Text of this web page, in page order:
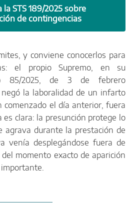
la STS 189/2025 sobre
de contingencias
y conviene conocerlos para
el propio Supremo, en su
85/2025, de 3 de febrero
negó la laboralidad de un infarto
comenzado el día anterior, fuera
clara: la presunción protege lo
agrava durante la prestación de
venía desplegándose fuera de
momento exacto de aparición